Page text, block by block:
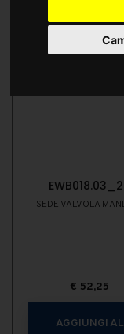
SEDE VALVOLA
€ 52,25
AGGIUNGI AL